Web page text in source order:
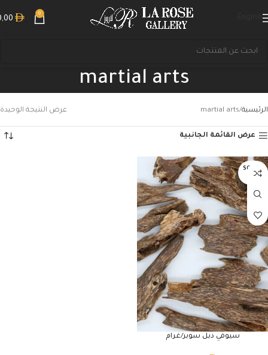
0
martial arts
الرئيسية martial arts عرض النتيجة الوحيدة
عرض القائمة الجانبية
SOLD O
UT
سيوفي دبل سوبر/غرام